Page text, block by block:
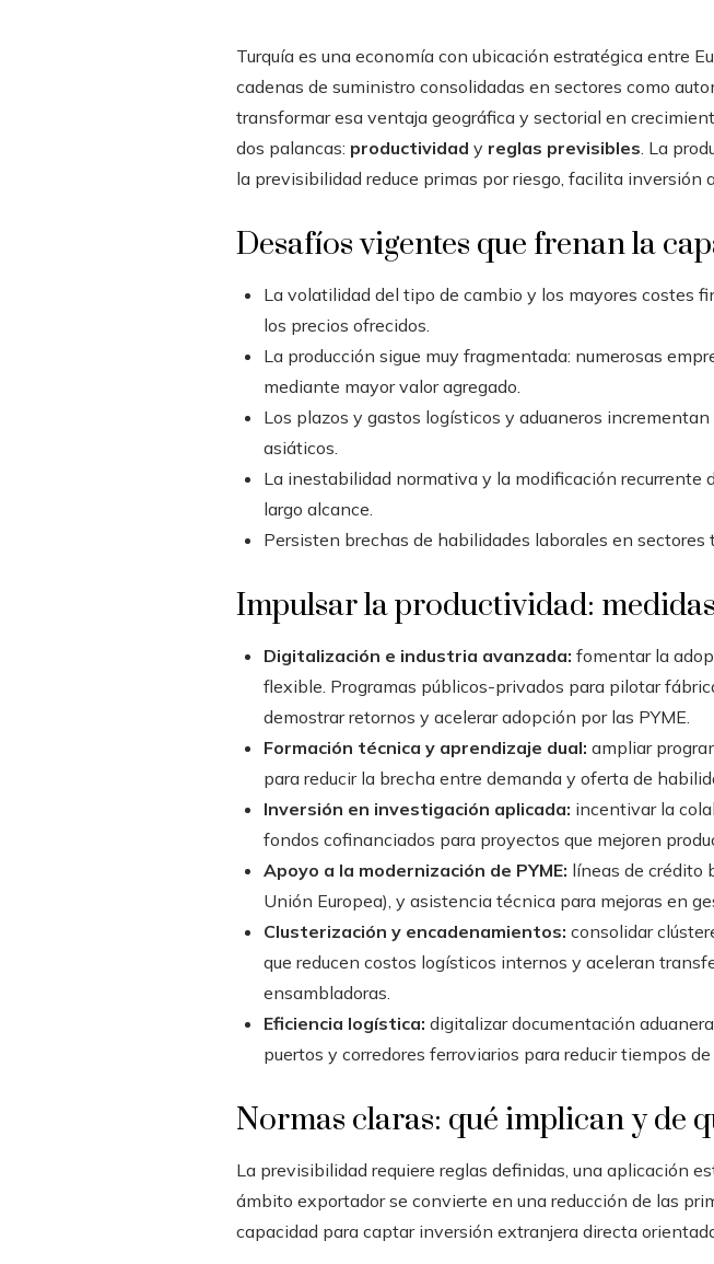
Turquía es una economía con ubicación estratégica entre
cadenas de suministro consolidadas en sectores como
transformar esa ventaja geográfica y sectorial en
dos palancas: productividad y reglas previsibles. La
la previsibilidad reduce primas por riesgo, facilita inversión
Desafíos vigentes que frenan la
La volatilidad del tipo de cambio y los mayores costes
los precios ofrecidos.
La producción sigue muy fragmentada: numerosas
mediante mayor valor agregado.
Los plazos y gastos logísticos y aduaneros
asiáticos.
La inestabilidad normativa y la modificación
largo alcance.
Persisten brechas de habilidades laborales en
Impulsar la productividad:
Digitalización e industria avanzada: fomentar la
flexible. Programas públicos-privados para pilotar
demostrar retornos y acelerar adopción por las PYME.
Formación técnica y aprendizaje dual: ampliar
para reducir la brecha entre demanda y oferta de
Inversión en investigación aplicada: incentivar la
fondos cofinanciados para proyectos que mejoren
Apoyo a la modernización de PYME: líneas de crédito
Unión Europea), y asistencia técnica para mejoras en
Clusterización y encadenamientos: consolidar
que reducen costos logísticos internos y aceleran
ensambladoras.
Eficiencia logística: digitalizar documentación
puertos y corredores ferroviarios para reducir tiempos
Normas claras: qué implican y de
La previsibilidad requiere reglas definidas, una aplicación
ámbito exportador se convierte en una reducción de las
capacidad para captar inversión extranjera directa